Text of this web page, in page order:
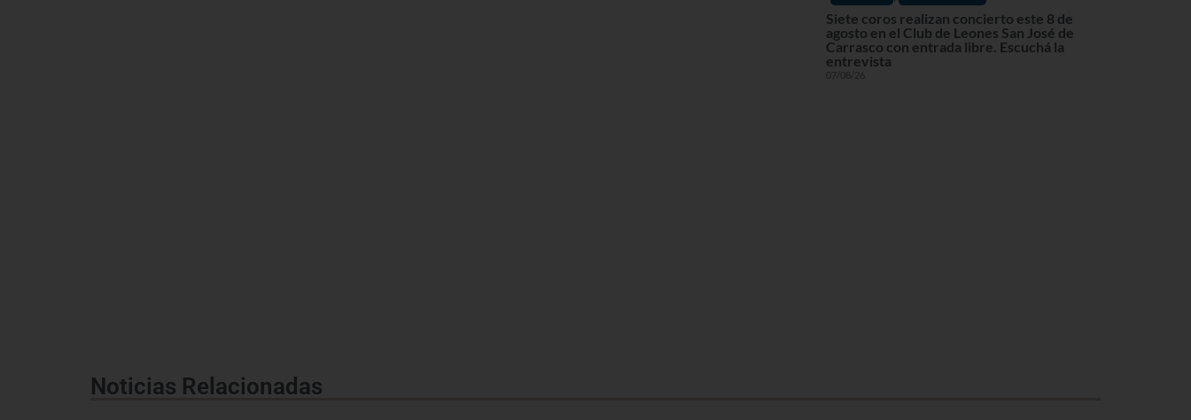
Siete coros realizan concierto este 8 de
agosto en el Club de Leones San José de
Carrasco con entrada libre. Escuchá la
entrevista
07/08/26
Noticias Relacionadas